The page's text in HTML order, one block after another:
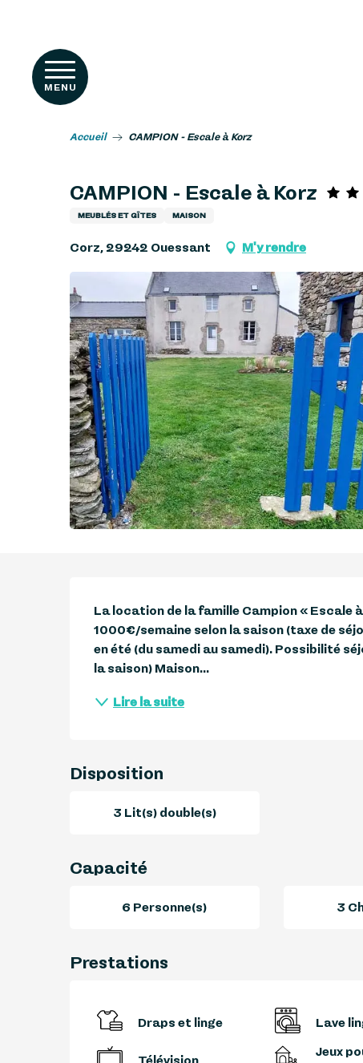
contenu
principal
MENU
Accueil CAMPION - Escale à Korz
CAMPION - Escale à Korz
MEUBLÉS ET GÎTES MAISON
Corz, 29242 Ouessant M'y rendre
La location de la famille Campion « Escale
1000€/semaine selon la saison (taxe de
en été (du samedi au samedi). Possibilité
la saison) Maison...
Lire la suite
Disposition
3 Lit(s) double(s)
Capacité
6 Personne(s) 3
Prestations
Draps et linge Lave
Jeux